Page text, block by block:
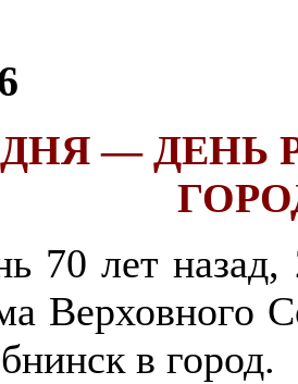
— ДЕНЬ
70 лет
Верховного
в город.